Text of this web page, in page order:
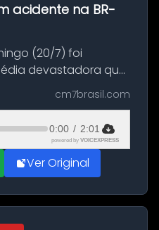
acidente na BR-
(20/7) foi
devastadora que
de dois jovens na
Manaus. Um passeio
café regio...
cm7brasil.com
0:00 / 2:01
powered by VOICEXPRESS
Ver Original